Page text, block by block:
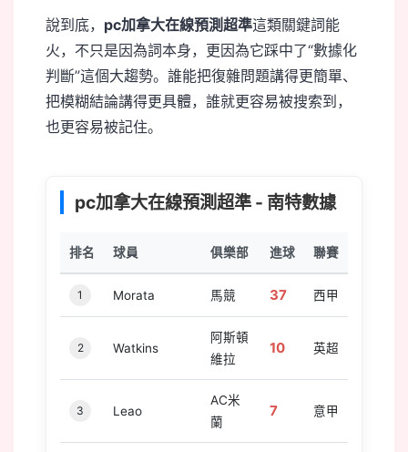
說到底， pc加拿大在線預測超準這類關鍵詞能
火，不只是因為詞本身，更因為它踩中了“數據化
判斷”這個大趨勢。誰能把復雜問題講得更簡單、
把模糊結論講得更具體，誰就更容易被搜索到，
也更容易被記住。
pc加拿大在線預測超準 - 南特數據
排名 球員 俱樂部 進球 聯賽
1 Morata 馬競 37 西甲
2 Watkins
阿斯頓
維拉
10 英超
3 Leao
AC米
蘭
7 意甲